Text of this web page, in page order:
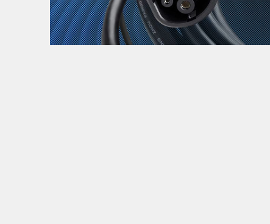
MTC - Moto Tour Croatia
Zanimljivost